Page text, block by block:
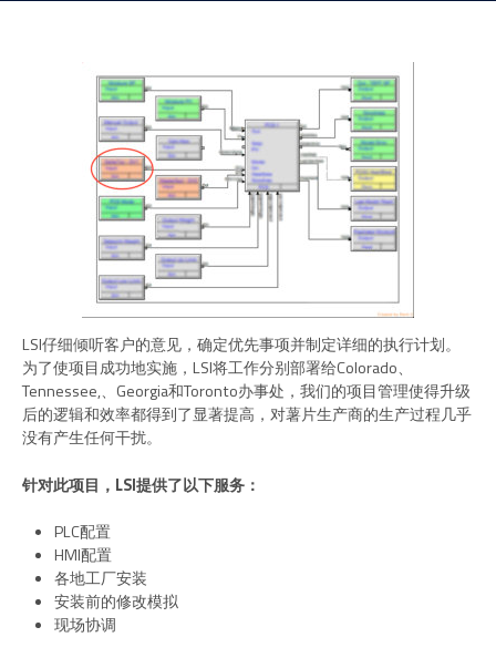
LSI仔细倾听客户的意见，确定优先事项并制定详细的执行计划。
为了使项目成功地实施，LSI将工作分别部署给Colorado、
Tennessee,、Georgia和Toronto办事处，我们的项目管理使得升级
后的逻辑和效率都得到了显著提高，对薯片生产商的生产过程几乎
没有产生任何干扰。
针对此项目，LSI提供了以下服务：
PLC配置
HMI配置
各地工厂安装
安装前的修改模拟
现场协调